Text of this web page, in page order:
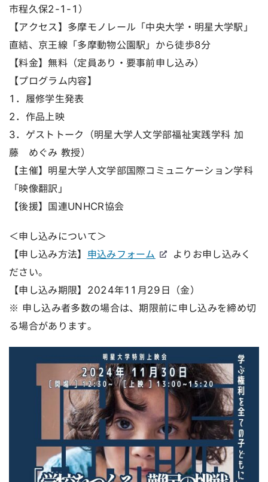
市程久保2-1-1）
【アクセス】多摩モノレール「中央大学・明星大学駅」
直結、京王線「多摩動物公園駅」から徒歩8分
【料金】無料（定員あり・要事前申し込み）
【プログラム内容】
1．履修学生発表
2．作品上映
3．ゲストトーク（明星大学人文学部福祉実践学科 加
藤 めぐみ 教授）
【主催】明星大学人文学部国際コミュニケーション学科
「映像翻訳」
【後援】国連UNHCR協会
＜申し込みについて＞
【申し込み方法】 申込みフォーム
よりお申し込みく
ださい。
【申し込み期限】2024年11月29日（金）
※ 申し込み者多数の場合は、期限前に申し込みを締め切
る場合があります。